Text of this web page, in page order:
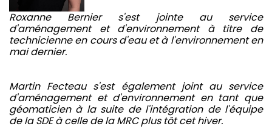
Roxanne Bernier s'est jointe au service
d'aménagement et d'environnement à titre de
technicienne en cours d'eau et à l'environnement en
mai dernier.
Martin Fecteau s'est également joint au service
d'aménagement et d'environnement en tant que
géomaticien à la suite de l'intégration de l'équipe
de la SDE à celle de la MRC plus tôt cet hiver.